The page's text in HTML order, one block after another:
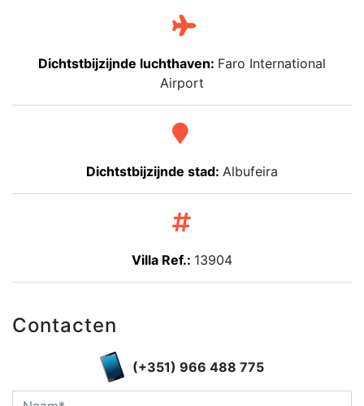
Dichtstbijzijnde luchthaven: Faro International
Airport
Dichtstbijzijnde stad: Albufeira
Villa Ref.: 13904
Contacten
(+351) 966 488 775